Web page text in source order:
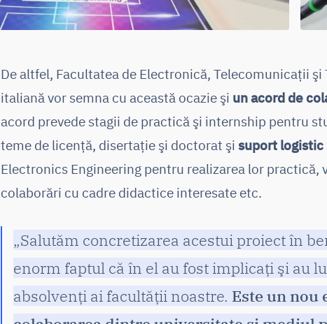
De altfel, Facultatea de Electronică, Telecomunicaţii
italiană vor semna cu această ocazie şi un acord de
acord prevede stagii de practică şi internship pentru
teme de licenţă, disertaţie şi doctorat şi suport
Electronics Engineering pentru realizarea lor
colaborări cu cadre didactice interesate etc.
„Salutăm concretizarea acestui proiect în
enorm faptul că în el au fost implicaţi şi au
absolvenţi ai facultăţii noastre. Este un nou